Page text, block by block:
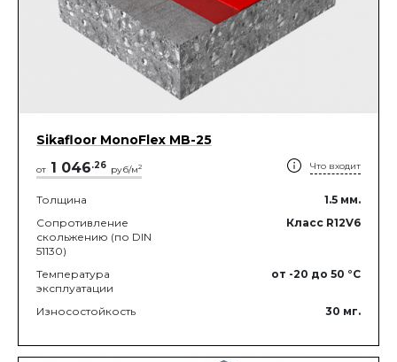
Sikafloor MonoFlex MB-25
от 1 046.26 руб/м2 Что входит
Толщина 1.5 мм.
Сопротивление
скольжению (по DIN
51130)
Класс R12V6
Температура
эксплуатации
от -20 до 50 °C
Износостойкость 30 мг.